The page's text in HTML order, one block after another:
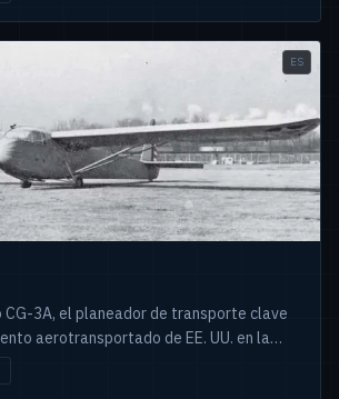
ES
CG-3A, el planeador de transporte clave
aerotransportado de EE. UU. en la
precursor del CG-4A.